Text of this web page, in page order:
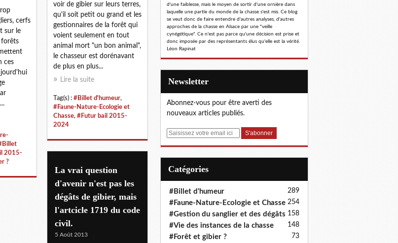
voir de gibier sur leurs terres,
qu'il soit petit ou grand et les
gestionnaires de la forêt qui
voient seulement en tout
animal mort "un bon animal",
le chasseur est dorénavant
de plus en plus...
Lire la suite
Tag(s) : #Billet d'humeur,
#Faune-Nature-Ecologie et
Chasse, #Futur bail 2015-
2024
cerfs
sur le
forêts
ces
2015-
?
La vrai question
d'avenir n'est pas les
dégâts de gibier, mais
l'artcicle 1719 du code
civil.
5 Août 2013
d'une faiblesse, mais le moyen de sortir d'une ornière dans
laquelle une partie du monde de la chasse s'est mis. Ce blog
se veut donc de faire entendre d'autres analyses, d'autres
approches de la chasse en Alsace par une "veille
cynégétique". Ce n'est pas parce qu'une décision est prise et
donc imposée par des représentants élus qu'elle est la vérité.
Léon Rapinat
Newsletter
Abonnez-vous pour être averti des
nouveaux articles publiés.
E
Catégories
#Billet d'humeur 289
#Faune-Nature-Ecologie et Chasse 254
#Gestion du sanglier et des dégâts 158
#Vie des instances de la chasse 148
#Forêt et gibier ? 73